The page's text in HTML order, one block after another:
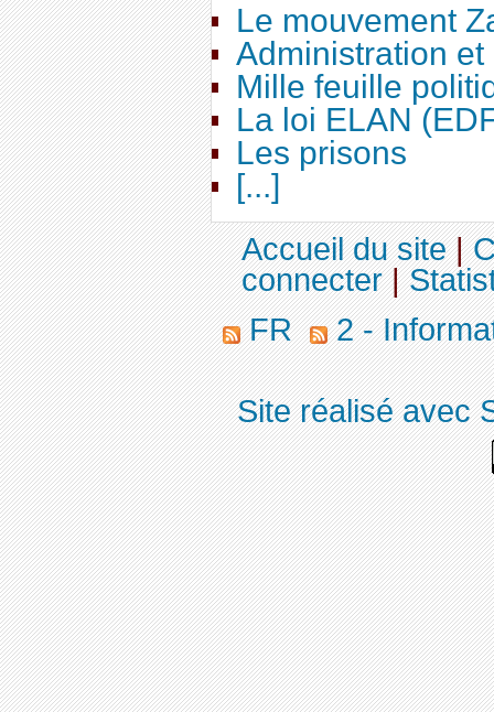
Le mouvement
Administration
Mille feuille
La loi ELAN
Les prisons
[...]
Accueil du site|
connecter|
FR
2 -
Site réalisé avec